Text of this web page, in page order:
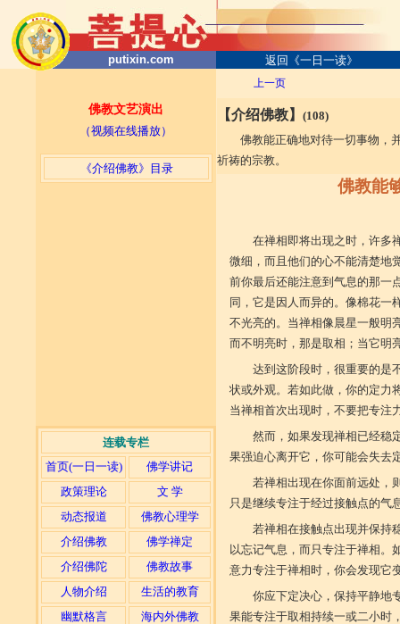
putixin.com 返回《一日一读》
佛教文艺演出
（视频在线播放）
连载专栏
首页(一日一读)
佛学讲记
政策理论
文 学
动态报道
佛教心理学
介绍佛教
佛学禅定
介绍佛陀
佛教故事
人物介绍
生活的教育
幽默格言
海内外佛教
上一页
【介绍佛教】 (108)
佛教能正确地对待一切事物，
祈祷的宗教。
佛教能
在禅相即将出现之时，许多
微细，而且他们的心不能清楚地
前你最后还能注意到气息的那一
同，它是因人而异的。像棉花一
不光亮的。当禅相像晨星一般明
而不明亮时，那是取相；当它明
达到这阶段时，很重要的是
状或外观。若如此做，你的定力
当禅相首次出现时，不要把专注
然而，如果发现禅相已经稳
果强迫心离开它，你可能会失去
若禅相出现在你面前远处，
只是继续专注于经过接触点的气
若禅相在接触点出现并保持
以忘记气息，而只专注于禅相。
意力专注于禅相时，你会发现它
你应下定决心，保持平静地
果能专注于取相持续一或二小时
《介绍佛教》目录